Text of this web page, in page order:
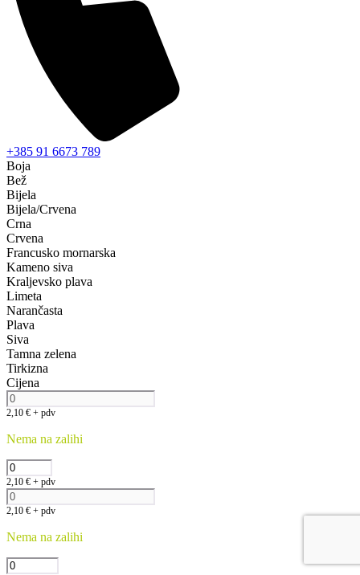
+385 91 6673 789
Boja
Bež
Bijela
Bijela/Crvena
Crna
Crvena
Francusko mornarska
Kameno siva
Kraljevsko plava
Limeta
Narančasta
Plava
Siva
Tamna zelena
Tirkizna
Cijena
2,10 € + pdv
Nema na zalihi
2,10 € + pdv
2,10 € + pdv
Nema na zalihi